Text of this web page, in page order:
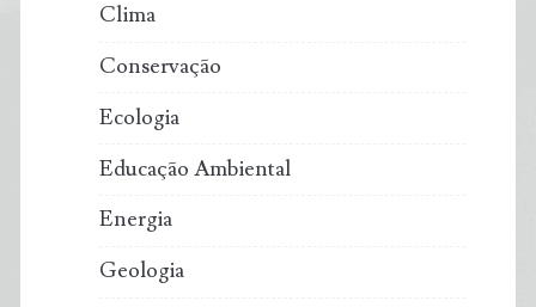
Clima
Conservação
Ecologia
Educação Ambiental
Energia
Geologia